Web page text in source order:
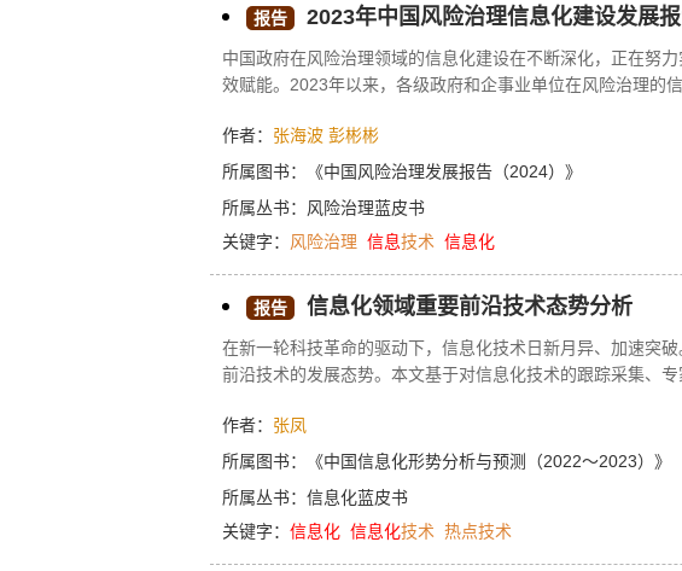
报告 2023年中国风险治理信息化建设发展
中国政府在风险治理领域的信息化建设在不断深化，正在努
效赋能。2023年以来，各级政府和企事业单位在风险治理的
环境。目前，全国各地逐步建立起应急管理信息系统、城市
平。未来，风险治理将进一步依赖信息技术以实现更精准的
告数据库，借助第二代大语言模型和自然语言处理技术，对
据视角分析我国2023年风险治理信息化建设的现状、环境、
建设的特征分析，总结国际经验和教训，为我国风险治理信
作者： 张海波 彭彬彬
所属图书：
《中国风险治理发展报告（2024）》
所属丛书： 风险治理蓝皮书
关键字： 风险治理 信息技术 信息化
报告 信息化领域重要前沿技术态势分析
在新一轮科技革命的驱动下，信息化技术日新月异、加速突
前沿技术的发展态势。本文基于对信息化技术的跟踪采集、
景技术之间，半数以上的技术已经进入实际应用阶段，我国
数技术尚未达到并跑水平，但我国在一些特定领域开始呈现
域的下一代无线网络技术、AI/大数据领域的生成式AI技术、
路设计技术、计算机/计算领域的量子计算系统、交叉领域的
字产业发展奠定基础。
作者： 张凤
所属图书：
《中国信息化形势分析与预测（2022～2023）》
所属丛书： 信息化蓝皮书
关键字： 信息化 信息化技术 热点技术